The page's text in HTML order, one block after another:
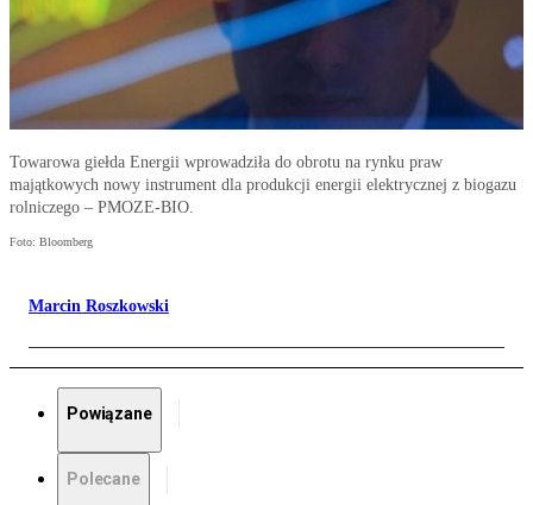
Towarowa giełda Energii wprowadziła do obrotu na rynku praw
majątkowych nowy instrument dla produkcji energii elektrycznej z biogazu
rolniczego – PMOZE-BIO.
Foto: Bloomberg
Marcin Roszkowski
Powiązane
Polecane